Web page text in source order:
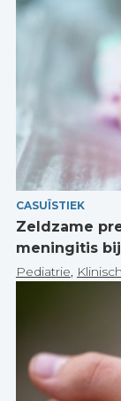
CASUÏSTIEK
Zeldzame
meningitis
Pediatrie,